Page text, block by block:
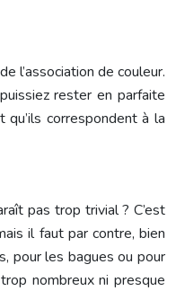
l’association de couleur.
rester en parfaite
correspondent à la
pas trop trivial ? C’est
il faut par contre, bien
pour les bagues ou pour
nombreux ni presque